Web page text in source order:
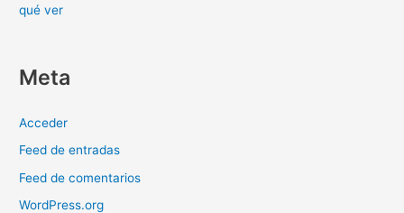
qué ver
Meta
Acceder
Feed de entradas
Feed de comentarios
WordPress.org